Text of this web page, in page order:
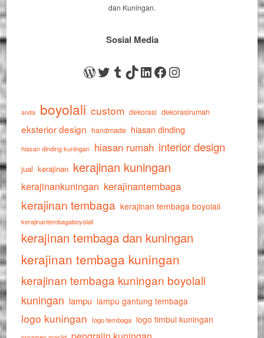
dan Kuningan.
Sosial Media
WordPress
Twitter
Tumblr
TikTok
LinkedIn
Facebook
Instagram
anda boyolali custom dekorasi dekorasirumah
eksterior design handmade hiasan dinding
hiasan dinding kuningan hiasan rumah interior design
jual kerajinan kerajinan kuningan
kerajinankuningan kerajinantembaga
kerajinan tembaga kerajinan tembaga boyolali
kerajinantembagaboyolali
kerajinan tembaga dan kuningan
kerajinan tembaga kuningan
kerajinan tembaga kuningan boyolali
kuningan lampu lampu gantung tembaga
logo kuningan logo tembaga logo timbul kuningan